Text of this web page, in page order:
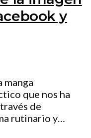
y
manga
que nos ha
de
rutinario y…